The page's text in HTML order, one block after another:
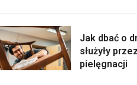
Jak dbać o
służyły
pielęgnacji